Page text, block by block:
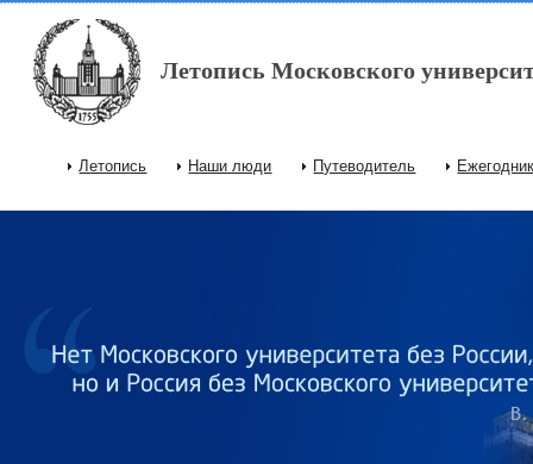
Перейти к основному содержанию
Летопись Московского
Главное меню
Летопись Наши люди Путеводитель